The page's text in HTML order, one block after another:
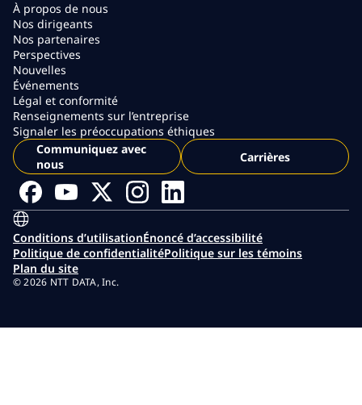
À propos de nous
Nos dirigeants
Nos partenaires
Perspectives
Nouvelles
Événements
Légal et conformité
Renseignements sur l’entreprise
Signaler les préoccupations éthiques
Communiquez avec
nous
Carrières
Conditions d’utilisationÉnoncé d’accessibilité
Politique de confidentialitéPolitique sur les témoins
Plan du site
© 2026 NTT DATA, Inc.